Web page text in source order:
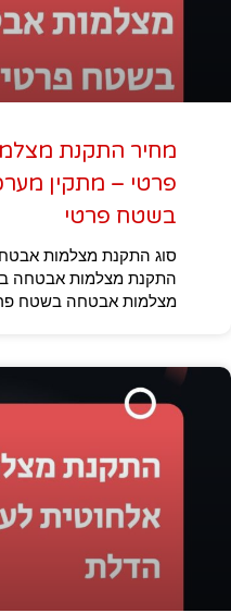
מחיר התקנת
פרטי – מתקין
בשטח פרטי
סוג התקנת מצלמות
התקנת מצלמות אבטחה
מצלמות אבטחה בשטח